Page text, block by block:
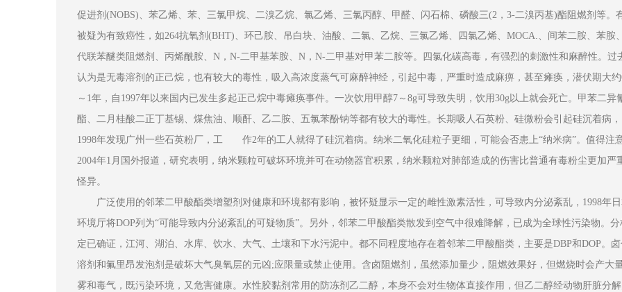
促进剂(NOBS)、苯乙烯、苯、三氯甲烷、二溴乙烷、氯乙烯、三氯丙醇、甲醛、闪石棉、磷酸三(2，3-二溴丙基)酯阻燃剂等。
被疑为有致癌性，如264抗氧剂(BHT)、环己胺、吊白块、油酸、二氯、乙烷、三氯乙烯、四氯乙烯、MOCA.、间苯二胺、苯胺
代联苯醚类阻燃剂、丙烯酰胺、N，N-二甲基苯胺、N，N-二甲基对甲苯二胺等。四氯化碳高毒，有强烈的刺激性和麻醉性。过
认为是无毒溶剂的正己烷，也有较大的毒性，吸入高浓度蒸气可麻醉神经，引起中毒，严重时造成麻痹，甚至瘫痪，潜伏期大
～1年，自1997年以来国内已发生多起正己烷中毒瘫痪事件。一次饮用甲醇7～8g可导致失明，饮用30g以上就会死亡。甲苯二异
酯、二月桂酸二正丁基锡、煤焦油、顺酐、乙二胺、五氯苯酚钠等都有较大的毒性。长期吸人石英粉、硅微粉会引起硅沉着病，
1998年发现广州一些石英粉厂，工 作2年的工人就得了硅沉着病。纳米二氧化硅粒子更细，可能会否患上“纳米病”。值得注意
2004年1月国外报道，研究表明，纳米颗粒可破坏环境并可在动物器官积累，纳米颗粒对肺部造成的伤害比普通有毒粉尘更加严
怪异。
广泛使用的邻苯二甲酸酯类增塑剂对健康和环境都有影响，被怀疑显示一定的雌性激素活性，可导致内分泌紊乱，1998年
环境厅将DOP列为“可能导致内分泌紊乱的可疑物质”。另外，邻苯二甲酸酯类散发到空气中很难降解，已成为全球性污染物。分
定已确证，江河、湖泊、水库、饮水、大气、土壤和下水污泥中。都不同程度地存在着邻苯二甲酸酯类，主要是DBP和DOP。
溶剂和氟里昂发泡剂是破坏大气臭氧层的元凶;应限量或禁止使用。含卤阻燃剂，虽然添加量少，阻燃效果好，但燃烧时会产大
雾和毒气，既污染环境，又危害健康。水性胶黏剂常用的防冻剂乙二醇，本身不会对生物体直接作用，但乙二醇经动物肝脏分